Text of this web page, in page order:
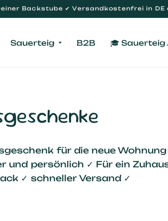
Backstube ✔ Versandkostenfrei in DE
Sauerteig B2B 🎓 Sauerteig
für die neue Wohnung
und persönlich ✓ Für ein
✓ schneller Versand ✓